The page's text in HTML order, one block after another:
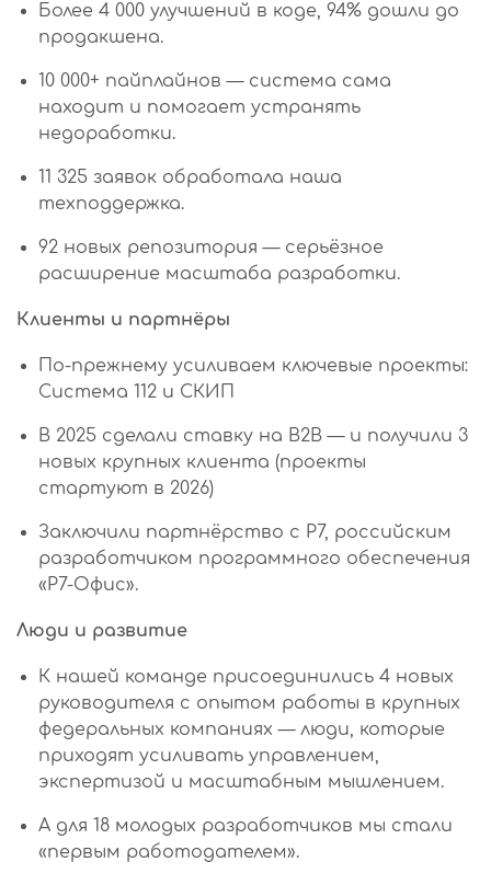
Более 4 000 улучшений в коде, 94% дошли до
продакшена.
10 000+ пайплайнов — система сама
находит и помогает устранять
недоработки.
11 325 заявок обработала наша
техподдержка.
92 новых репозитория — серьёзное
расширение масштаба разработки.
Клиенты и партнёры
По-прежнему усиливаем ключевые проекты:
Система 112 и СКИП
В 2025 сделали ставку на B2B — и получили 3
новых крупных клиента (проекты
стартуют в 2026)
Заключили партнёрство с Р7, российским
разработчиком программного обеспечения
«Р7-Офис».
Люди и развитие
К нашей команде присоединились 4 новых
руководителя с опытом работы в крупных
федеральных компаниях — люди, которые
приходят усиливать управлением,
экспертизой и масштабным мышлением.
А для 18 молодых разработчиков мы стали
«первым работодателем».